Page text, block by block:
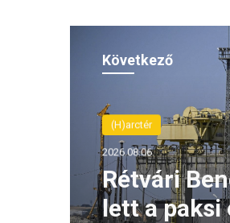
Következő
(H)arctér
2026.08.06.
Antifa-per